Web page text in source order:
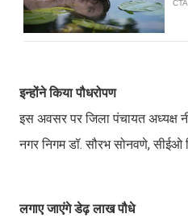
इन्होंने किया पौधरोपण
इस अवसर पर जिला पंचायत अध्यक्ष
नगर निगम डॉ. सौरभ सोनवणे, सीईओ
लगाए जाएंगे डेढ़ लाख पौधे